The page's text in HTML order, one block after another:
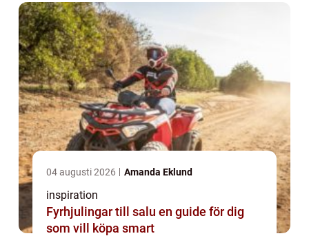
04 augusti 2026 Amanda Eklund
inspiration
Fyrhjulingar till salu en guide för dig
som vill köpa smart